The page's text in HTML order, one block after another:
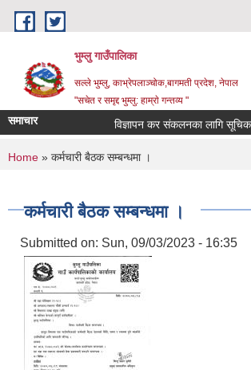
Skip to main content
भुम्लु गाउँपालिका
सल्ले भुम्लु, काभ्रेपलाञ्चोक,बागमती प्रदेश, नेपाल
"सचेत र समृद्द भुम्लु: हाम्राे गन्तव्य "
समाचार विज्ञापन कर संकलनका लागि
You are here
Home » कर्मचारी बैठक सम्बन्धमा ।
कर्मचारी बैठक सम्बन्धमा ।
Submitted on: Sun, 09/03/2023 - 16:35